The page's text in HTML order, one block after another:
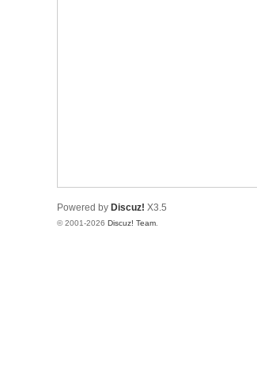
Powered by Discuz! X3.5
© 2001-2026 Discuz! Team